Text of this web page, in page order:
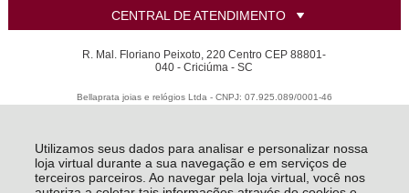
Utilizamos seus dados para analisar e personalizar nossa
loja virtual durante a sua navegação e em serviços de
terceiros parceiros. Ao navegar pela loja virtual, você nos
CENTRAL DE ATENDIMENTO
R. Mal. Floriano Peixoto, 220 Centro CEP 88801-
040 - Criciúma - SC
Bellaprata joias e relógios Ltda - CNPJ: 07.925.089/0001-46